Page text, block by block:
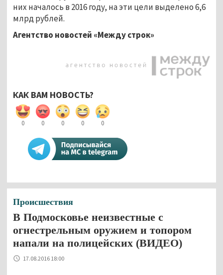
них началось в 2016 году, на эти цели выделено 6,6
млрд рублей.
Агентство новостей «Между строк»
КАК ВАМ НОВОСТЬ?
0 0 0 0 0
Происшествия
В Подмосковье неизвестные с
огнестрельным оружием и топором
напали на полицейских (ВИДЕО)
17.08.2016 18:00